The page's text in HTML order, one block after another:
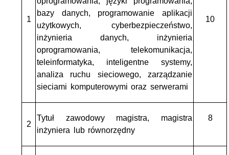
1
bazy danych, programowanie aplikacji
użytkowych, cyberbezpieczeństwo,
inżynieria danych, inżynieria
oprogramowania, telekomunikacja,
teleinformatyka, inteligentne systemy,
analiza ruchu sieciowego, zarządzanie
sieciami komputerowymi oraz serwerami
10
2
Tytuł zawodowy magistra, magistra
inżyniera lub równorzędny
8